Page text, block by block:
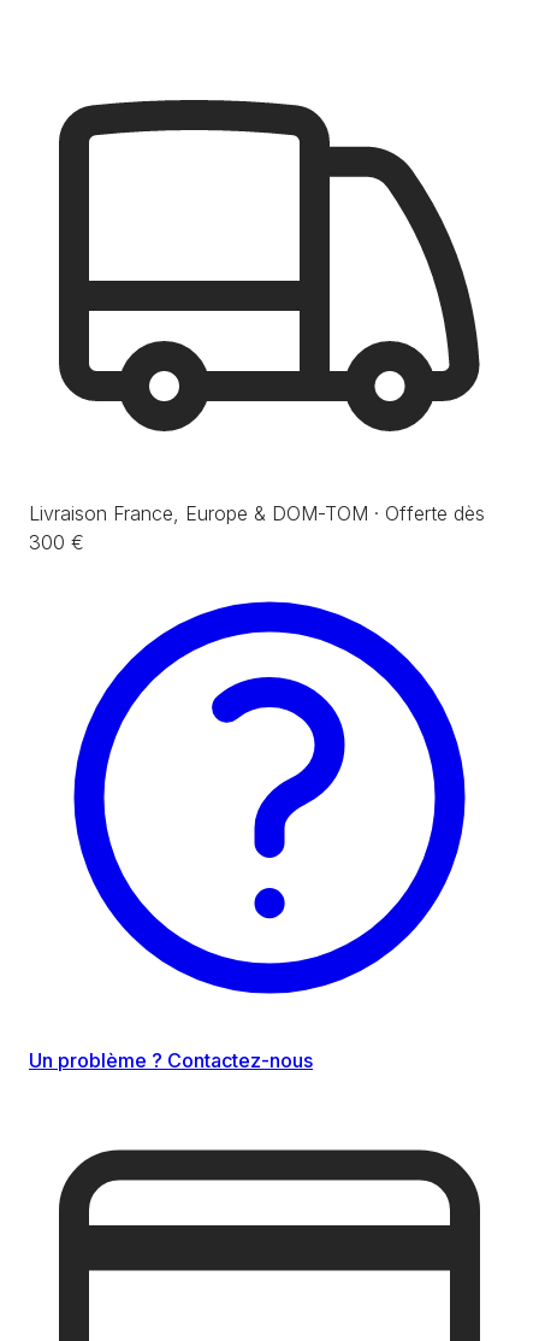
Livraison France, Europe & DOM-TOM · Offerte dès
300 €
Un problème ? Contactez-nous